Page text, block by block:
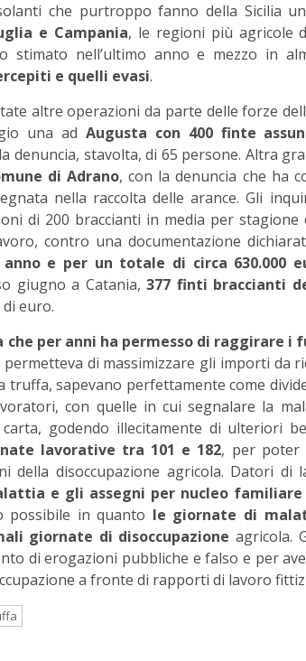
che purtroppo fanno della Sicilia
e Campania, le regioni più agricole
stimato nell’ultimo anno e mezzo in
e quelli evasi.
altre operazioni da parte delle forze
una adAugusta con 400 finte
denuncia, stavolta, di 65 persone. Altra
di Adrano, con la denuncia che ha
nella raccolta delle arance. Gli
di 200 braccianti in media per stagione
contro una documentazione
e per un totale di circa 630.000
giugno a Catania,377 finti braccianti
euro.
per anni ha permesso di raggirare i
di massimizzare gli importi da
truffa, sapevano perfettamente come
con quelle in cui segnalare la
godendo illecitamente di ulteriori
lavorative tra 101 e 182, per poter
della disoccupazione agricola. Datori di
e gli assegni per nucleo
possibile in quanto le giornate di
giornate di disoccupazione agricola.
di erogazioni pubbliche e falso e per
a fronte di rapporti di lavoro